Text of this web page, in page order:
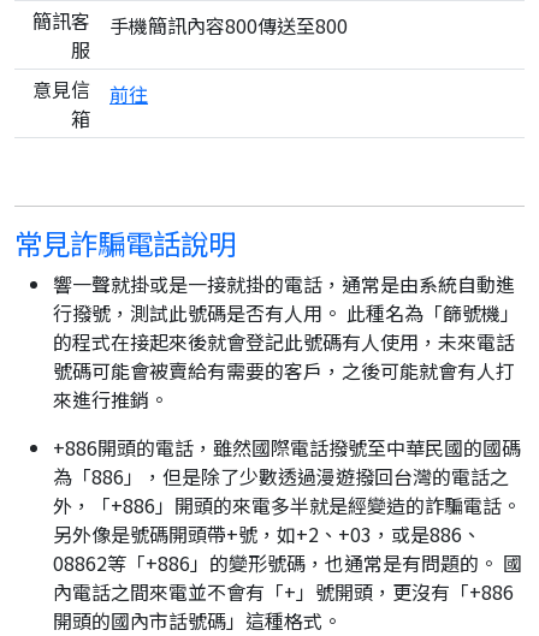
簡訊客
服
手機簡訊內容800傳送至800
意見信
箱
前往
常見詐騙電話說明
響一聲就掛或是一接就掛的電話，通常是由系統自動進
行撥號，測試此號碼是否有人用。 此種名為「篩號機」
的程式在接起來後就會登記此號碼有人使用，未來電話
號碼可能會被賣給有需要的客戶，之後可能就會有人打
來進行推銷。
+886開頭的電話，雖然國際電話撥號至中華民國的國碼
為「886」，但是除了少數透過漫遊撥回台灣的電話之
外，「+886」開頭的來電多半就是經變造的詐騙電話。
另外像是號碼開頭帶+號，如+2、+03，或是886、
08862等「+886」的變形號碼，也通常是有問題的。 國
內電話之間來電並不會有「+」號開頭，更沒有「+886
開頭的國內市話號碼」這種格式。